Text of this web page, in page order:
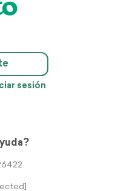
sesión